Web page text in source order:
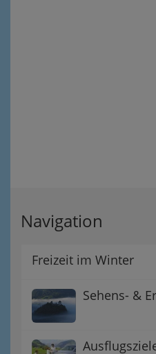
Navigation
Freizeit im Winter
Sehens- &